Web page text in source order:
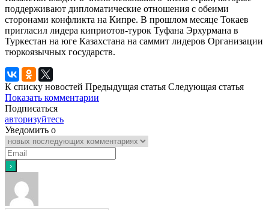
поддерживают дипломатические отношения с обеими
сторонами конфликта на Кипре. В прошлом месяце Токаев
пригласил лидера киприотов-турок Туфана Эрхурмана в
Туркестан на юге Казахстана на саммит лидеров Организации
тюркоязычных государств.
К списку новостей Предыдущая статья Следующая статья
Показать комментарии
Подписаться
авторизуйтесь
Уведомить о